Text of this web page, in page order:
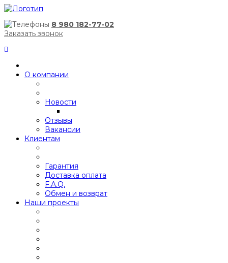
8 980 182-77-02
Заказать звонок
О компании
Новости
Отзывы
Вакансии
Клиентам
Гарантия
Доставка оплата
F.A.Q.
Обмен и возврат
Наши проекты